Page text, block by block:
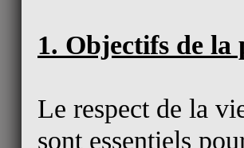
1. Objectifs de
Le respect de la
sont essentiels